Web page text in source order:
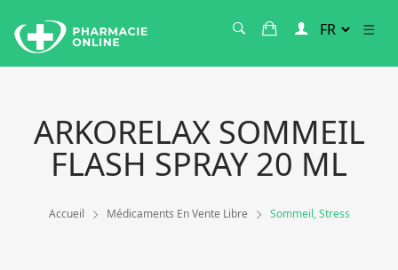
ARKORELAX SOMMEIL
FLASH SPRAY 20 ML
Accueil Médicaments En Vente Libre Sommeil, Stress